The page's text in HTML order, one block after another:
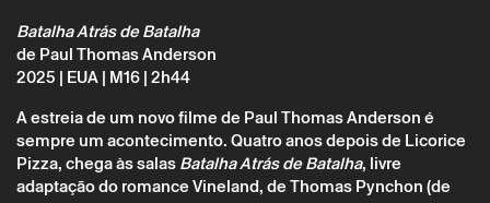
Batalha Atrás de Batalha
de Paul Thomas Anderson
2025 | EUA | M16 | 2h44
A estreia de um novo filme de Paul Thomas Anderson é
sempre um acontecimento. Quatro anos depois de Licorice
Pizza, chega às salasBatalha Atrás de Batalha, livre
adaptação do romance Vineland, de Thomas Pynchon (de